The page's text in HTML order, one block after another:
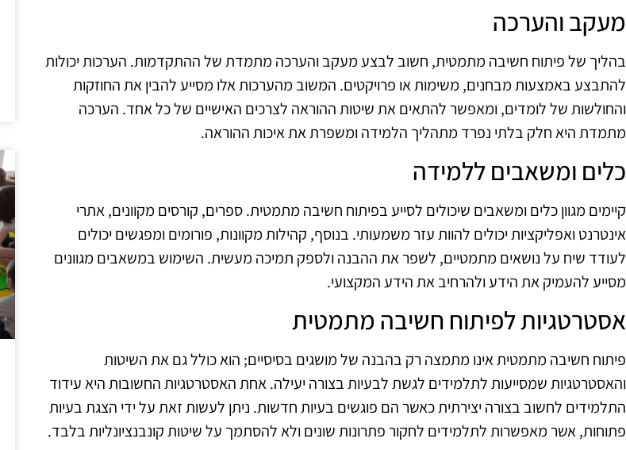
מעקב והערכה
בהליך של פיתוח חשיבה מתמטית, חשוב לבצע מעקב והערכה מתמדת של ההתקדמות. הערכות יכולות
להתבצע באמצעות מבחנים, משימות או פרויקטים. המשוב מהערכות אלו מסייע להבין את החוזקות
והחולשות של לומדים, ומאפשר להתאים את שיטות ההוראה לצרכים האישיים של כל אחד. הערכה
מתמדת היא חלק בלתי נפרד מתהליך הלמידה ומשפרת את איכות ההוראה.
כלים ומשאבים ללמידה
קיימים מגוון כלים ומשאבים שיכולים לסייע בפיתוח חשיבה מתמטית. ספרים, קורסים מקוונים, אתרי
אינטרנט ואפליקציות יכולים להוות עזר משמעותי. בנוסף, קהילות מקוונות, פורומים ומפגשים יכולים
לעודד שיח על נושאים מתמטיים, לשפר את ההבנה ולספק תמיכה מעשית. השימוש במשאבים מגוונים
מסייע להעמיק את הידע ולהרחיב את הידע המקצועי.
אסטרטגיות לפיתוח חשיבה מתמטית
פיתוח חשיבה מתמטית אינו מתמצה רק בהבנה של מושגים בסיסיים; הוא כולל גם את השיטות
והאסטרטגיות שמסייעות לתלמידים לגשת לבעיות בצורה יעילה. אחת האסטרטגיות החשובות היא עידוד
התלמידים לחשוב בצורה יצירתית כאשר הם פוגשים בעיות חדשות. ניתן לעשות זאת על ידי הצגת בעיות
פתוחות, אשר מאפשרות לתלמידים לחקור פתרונות שונים ולא להסתמך על שיטות קונבנציונליות בלבד.